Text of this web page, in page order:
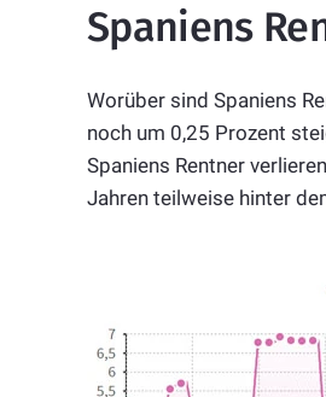
Spaniens
Worüber sind Spaniens
noch um 0,25 Prozent
Spaniens Rentner
Jahren teilweise hinter